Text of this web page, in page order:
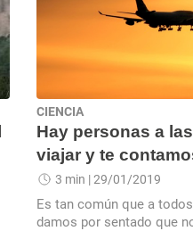
CIENCIA
Hay personas a
viajar y te
3 min | 29/01/2019
Es tan común que a
damos por sentado que